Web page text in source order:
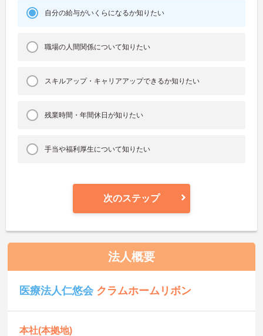
自分の給与がいくらになるか知りたい
職場の人間関係について知りたい
スキルアップ・キャリアアップできるか知りたい
残業時間・年間休日が知りたい
手当や福利厚生について知りたい
次のステップ
法人概要
医療法人仁悠会 クラムホームリボン
本社(本拠地)